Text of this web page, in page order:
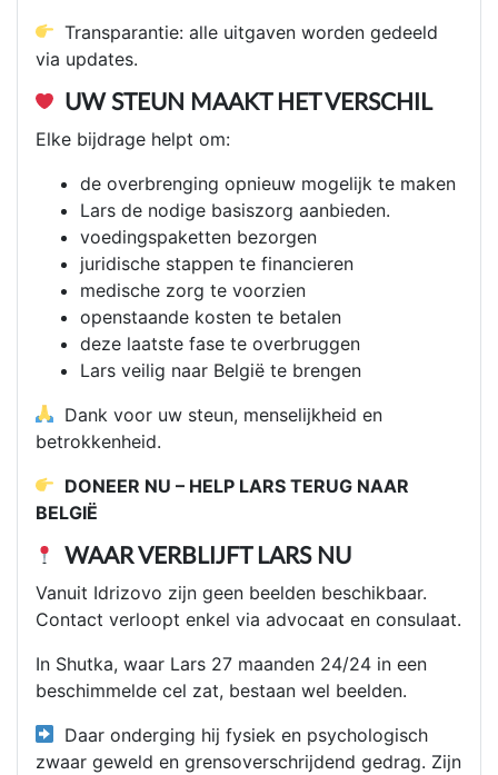
Transparantie: alle uitgaven worden gedeeld
via updates.
UW STEUN MAAKT HET VERSCHIL
Elke bijdrage helpt om:
de overbrenging opnieuw mogelijk te maken
Lars de nodige basiszorg aanbieden.
voedingspaketten bezorgen
juridische stappen te financieren
medische zorg te voorzien
openstaande kosten te betalen
deze laatste fase te overbruggen
Lars veilig naar België te brengen
Dank voor uw steun, menselijkheid en
betrokkenheid.
DONEER NU – HELP LARS TERUG NAAR
BELGIË
WAAR VERBLIJFT LARS NU
Vanuit Idrizovo zijn geen beelden beschikbaar.
Contact verloopt enkel via advocaat en consulaat.
In Shutka, waar Lars 27 maanden 24/24 in een
beschimmelde cel zat, bestaan wel beelden.
Daar onderging hij fysiek en psychologisch
zwaar geweld en grensoverschrijdend gedrag. Zijn